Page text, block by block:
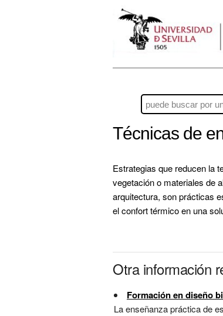
Técnicas de
Estrategias que reducen la
vegetación o materiales de
arquitectura, son prácticas
el confort térmico en una
Otra información
Formación en diseño
La enseñanza práctica de